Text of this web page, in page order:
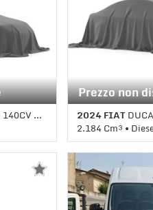
PM-TM
Prezzo non
2024 FIAT
2.184 Cm³ •
1 Km • Cambio
pastello